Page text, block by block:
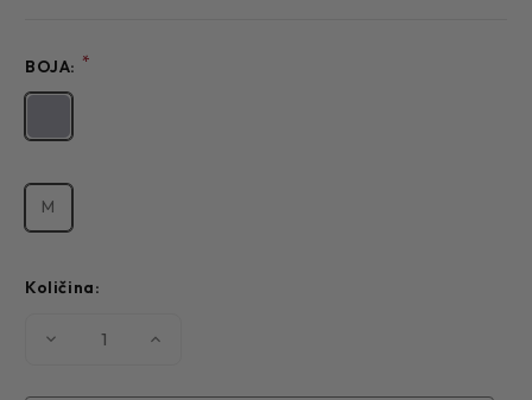
BOJA: *
M
Količina:
Smanjite Povećajte